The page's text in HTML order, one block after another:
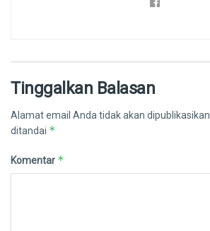
Tinggalkan Balasan
Alamat email Anda tidak akan dipublikasikan.
ditandai *
Komentar *